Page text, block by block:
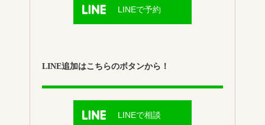
LINEで予約
LINE追加はこちらのボタンから！
LINEで相談